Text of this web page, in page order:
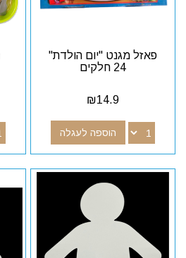
פאזל מגנט "יום הולדת"
24 חלקים
₪14.9
הוספה לעגלה